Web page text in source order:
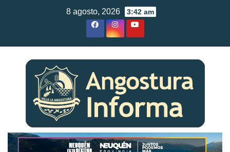
8 agosto, 2026 3:42 am